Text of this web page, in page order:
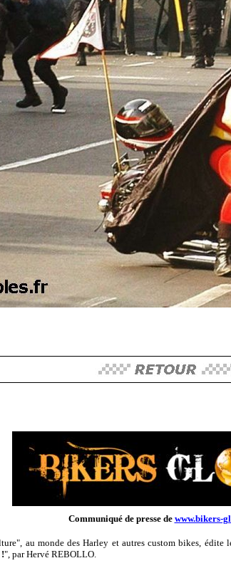
Communiqué de presse de www.bikers-
au monde des Harley et autres custom bikes,
", par Hervé REBOLLO.